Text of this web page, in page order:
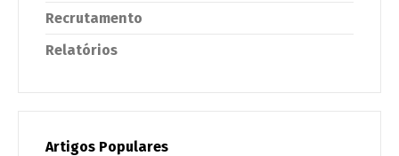
Recrutamento
Relatórios
Artigos Populares